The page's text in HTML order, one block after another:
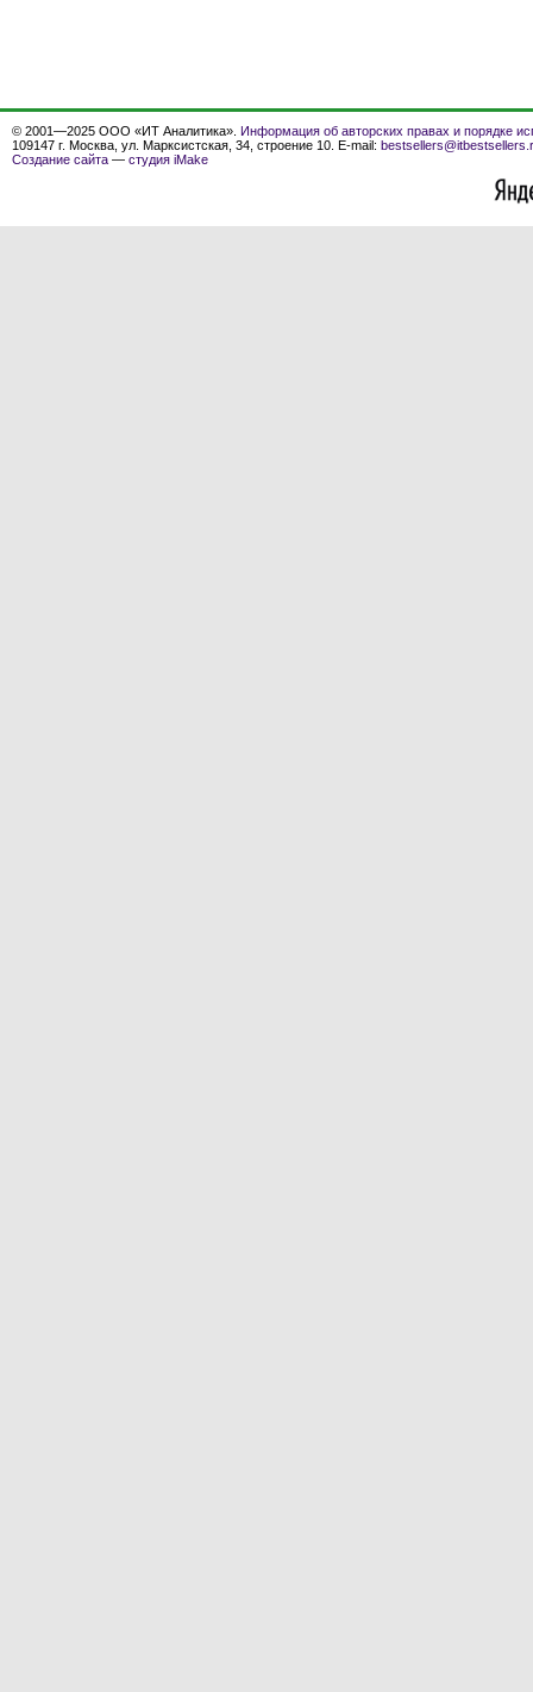
© 2001—2025 ООО «ИТ Аналитика». Информация об авторских правах и порядке
109147 г. Москва, ул. Марксистская, 34, строение 10. E-mail:
Создание сайта — студия iMake